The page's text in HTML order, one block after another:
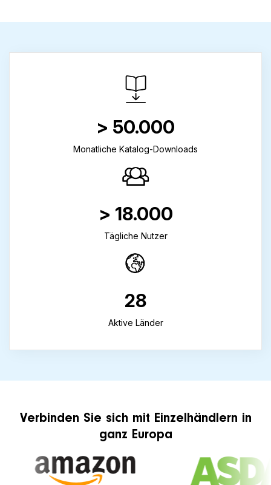
> 50.000
Monatliche Katalog-Downloads
> 18.000
Tägliche Nutzer
28
Aktive Länder
Verbinden Sie sich mit Einzelhändlern in
ganz Europa